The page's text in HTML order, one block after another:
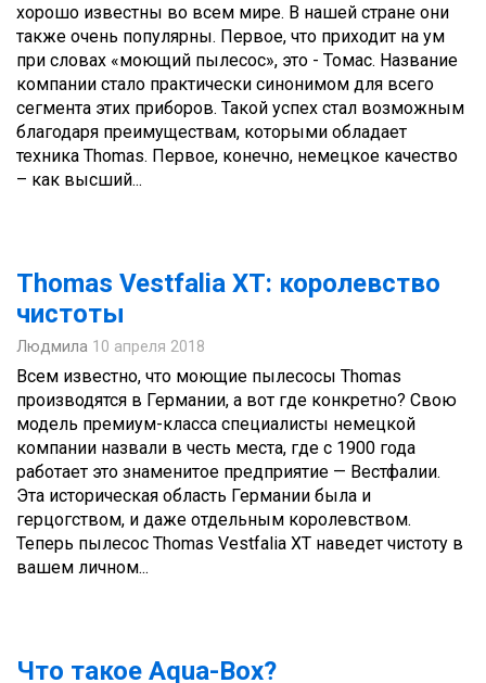
хорошо известны во всем мире. В нашей стране они
также очень популярны. Первое, что приходит на ум
при словах «моющий пылесос», это - Томас. Название
компании стало практически синонимом для всего
сегмента этих приборов. Такой успех стал возможным
благодаря преимуществам, которыми обладает
техника Thomas. Первое, конечно, немецкое качество
– как высший...
Thomas Vestfalia XT: королевство
чистоты
Людмила 10 апреля 2018
Всем известно, что моющие пылесосы Thomas
производятся в Германии, а вот где конкретно? Свою
модель премиум-класса специалисты немецкой
компании назвали в честь места, где с 1900 года
работает это знаменитое предприятие — Вестфалии.
Эта историческая область Германии была и
герцогством, и даже отдельным королевством.
Теперь пылесос Thomas Vestfalia XT наведет чистоту в
вашем личном...
Что такое Aqua-Box?